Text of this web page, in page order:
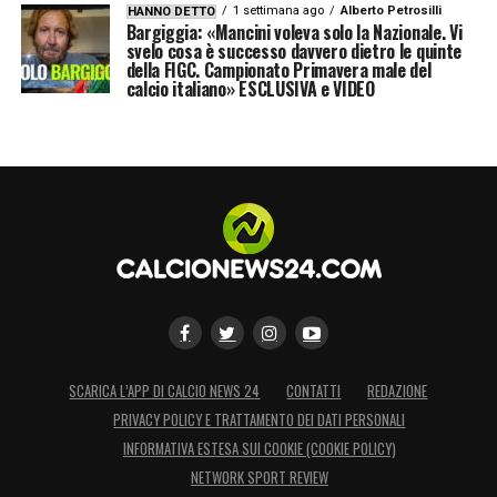
HANNO DETTO 1 settimana ago Alberto Petrosilli
Bargiggia: «Mancini voleva solo la Nazionale. Vi
svelo cosa è successo davvero dietro le quinte
della FIGC. Campionato Primavera male del
calcio italiano» ESCLUSIVA e VIDEO
SCARICA L’APP DI CALCIO NEWS 24 CONTATTI
REDAZIONE
PRIVACY POLICY E TRATTAMENTO DEI DATI PERSONALI
INFORMATIVA ESTESA SUI COOKIE (COOKIE POLICY)
NETWORK SPORT REVIEW